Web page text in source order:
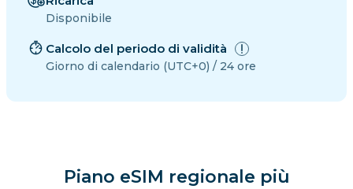
Disponibile
Calcolo del periodo di validità
Giorno di calendario (UTC+0) / 24 ore
Piano eSIM regionale più